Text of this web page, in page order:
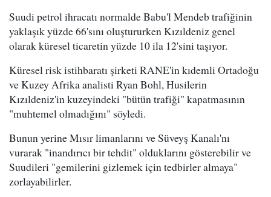
Suudi petrol ihracatı normalde Babu'l Mendeb trafiğinin
yaklaşık yüzde 66'sını oluştururken Kızıldeniz genel
olarak küresel ticaretin yüzde 10 ila 12'sini taşıyor.
Küresel risk istihbaratı şirketi RANE'in kıdemli Ortadoğu
ve Kuzey Afrika analisti Ryan Bohl, Husilerin
Kızıldeniz'in kuzeyindeki "bütün trafiği" kapatmasının
"muhtemel olmadığını" söyledi.
Bunun yerine Mısır limanlarını ve Süveyş Kanalı'nı
vurarak "inandırıcı bir tehdit" olduklarını gösterebilir ve
Suudileri "gemilerini gizlemek için tedbirler almaya"
zorlayabilirler.